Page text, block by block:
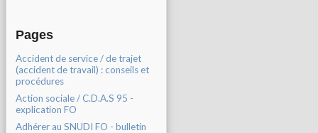
Pages
Accident de service / de trajet
(accident de travail) : conseils et
procédures
Action sociale / C.D.A.S 95 -
explication FO
Adhérer au SNUDI FO - bulletin